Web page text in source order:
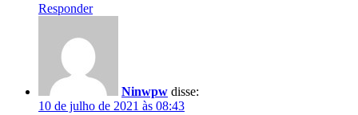
Responder
Ninwpw disse:
10 de julho de 2021 às 08:43